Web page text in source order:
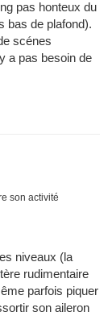
pas honteux du
bas de plafond).
scénes
a pas besoin de
son activité
niveaux (la
rudimentaire
parfois piquer
son aileron